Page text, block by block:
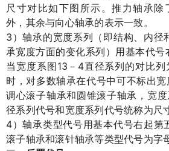
尺寸对比如下图所示。推力轴承除
外，其余与向心轴承的表示一致。
3 ）轴承的宽度系列（即结构、内径
承宽度方面的变化系列）用基本代号
当宽度系图 13 － 4直径系列的对比列
时，对多数轴承在代号中可不标出
调心滚子轴承和圆锥滚子轴承，宽
径系列代号和宽度系列代号统称为尺
4）轴承类型代号用基本代号右起第
滚子轴承和滚针轴承等类型代号为字